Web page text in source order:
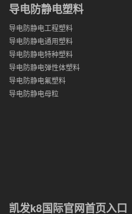
导电防静电塑料
导电防静电工程塑料
导电防静电通用塑料
导电防静电特种塑料
导电防静电弹性体塑料
导电防静电氟塑料
导电防静电母粒
凯发k8国际官网首页入口